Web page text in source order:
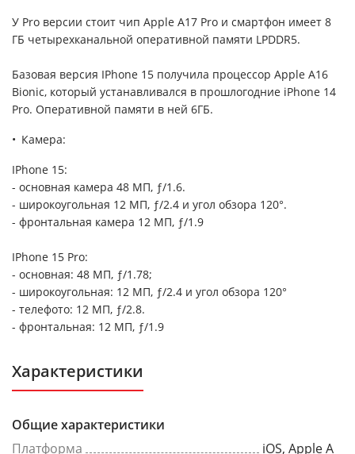
У Pro версии стоит чип Apple A17 Pro и смартфон имеет 8
ГБ четырехканальной оперативной памяти LPDDR5.
Базовая версия IPhone 15 получила процессор Apple A16
Bionic, который устанавливался в прошлогодние iPhone 14
Pro. Оперативной памяти в ней 6ГБ.
Камера:
IPhone 15:
- основная камера 48 МП, ƒ/1.6.
- широкоугольная 12 МП, ƒ/2.4 и угол обзора 120°.
- фронтальная камера 12 МП, ƒ/1.9
IPhone 15 Pro:
- основная: 48 МП, ƒ/1.78;
- широкоугольная: 12 МП, ƒ/2.4 и угол обзора 120°
- телефото: 12 МП, ƒ/2.8.
- фронтальная: 12 МП, ƒ/1.9
Характеристики
Общие характеристики
Платформа
iOS, Apple A